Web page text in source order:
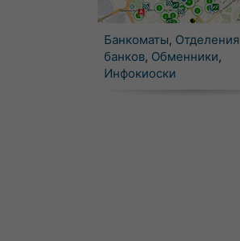
Банкоматы, Отделения
банков, Обменники,
Инфокиоски